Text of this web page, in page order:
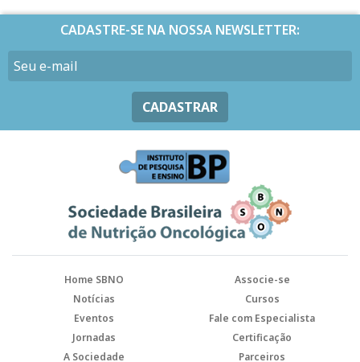
CADASTRE-SE NA NOSSA NEWSLETTER:
CADASTRAR
Home SBNO
Associe-se
Notícias
Cursos
Eventos
Fale com Especialista
Jornadas
Certificação
A Sociedade
Parceiros